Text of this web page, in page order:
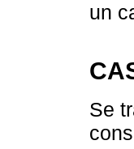
un
Se